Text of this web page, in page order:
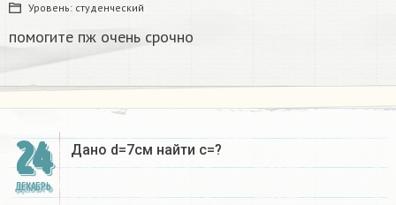
Уровень: студенческий
помогите пж очень срочно​
24
ДЕКАБРЬ
Дано d=7см найти с=?​